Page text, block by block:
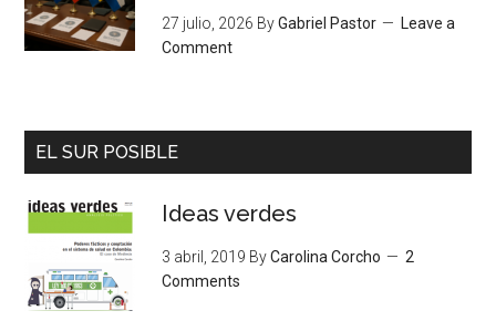
27 julio, 2026 ByGabriel Pastor
Leave a
Comment
EL SUR POSIBLE
Ideas verdes
3 abril, 2019 ByCarolina Corcho
2
Comments